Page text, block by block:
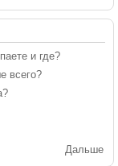
и где?
всего?
Дальше